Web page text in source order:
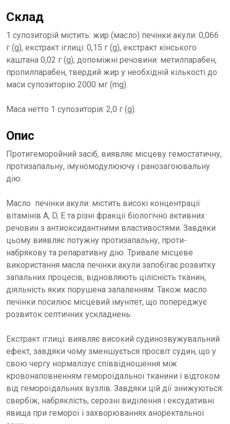
Склад
1 супозиторій містить: жир (масло) печінки акули: 0,066
г (g), екстракт іглиці: 0,15 г (g), екстракт кінського
каштана 0,02 г (g), допоміжні речовини: метилпарабен,
пропилпарабен, твердий жир у необхідній кількості до
маси супозиторію 2000 мг (mg).
Маса нетто 1 супозиторія: 2,0 г (g).
Опис
Протигеморойний засіб, виявляє місцеву гемостатичну,
протизапальну, імуномодулюючу і ранозагоювальну
дію.
Масло печінки акули: містить високі концентрації
вітамінів А, D, Е та різні фракції біологічно активних
речовин з антиоксидантними властивостями. Завдяки
цьому виявляє потужну протизапальну, проти-
набрякову та репаративну дію. Тривале місцеве
використання масла печінки акули запобігає розвитку
запальних процесів, відновляють цілісність тканин,
діяльність яких порушена запаленням. Також масло
печінки посилює місцевий імунітет, що попереджує
розвиток септичних ускладнень.
Екстракт іглиці: виявляє високий судинозвужувальний
ефект, завдяки чому зменшується просвіт судин, що у
свою чергу нормалізує співвідношення між
кровонаповненням гемороїдальної тканини і відтоком
від гемороїдальних вузлів. Завдяки цій дії знижуються:
свербіж, набряклість, серозні виділення і ексудативні
явища при геморої і захворюваннях аноректальної